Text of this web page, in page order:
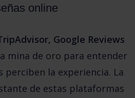
online
Google Reviews
mina de oro para entender
perciben la experiencia. La
de estas plataformas